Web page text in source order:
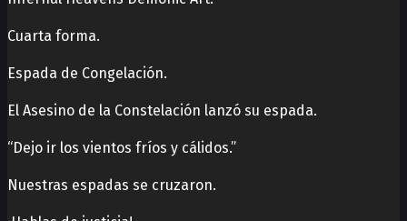
Cuarta forma.
Espada de Congelación.
El Asesino de la Constelación lanzó su espada.
“Dejo ir los vientos fríos y cálidos.”
Nuestras espadas se cruzaron.